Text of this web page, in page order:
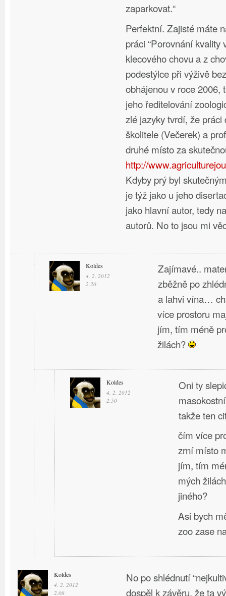
zaparkovat.“
Perfektní. Zajisté máte
práci “Porovnání kvality
klecového chovu a z
podestýlce při výživě
obhájenou v roce 2006,
jeho ředitelování
zlé jazyky tvrdí, že práci
školitele (Večerek) a
druhé místo za
http://
Kdyby prý byl
je týž jako u jeho
jako hlavní autor, tedy
autorů. No to jsou mi
Koldes
4. 2. 2012
2.20
Zajímavé..
zběžně po
a lahvi vína…
více prostoru
jím, tím méně
žilách?
Koldes
4. 2. 2012
2.50
Oni ty
takže ten
čím více
zrní místo
jím, tím
mých
jiného?
Asi bych
zoo zase
Koldes
4. 2. 2012
2.08
No po shlédnutí
dospěl k závěru, že ta